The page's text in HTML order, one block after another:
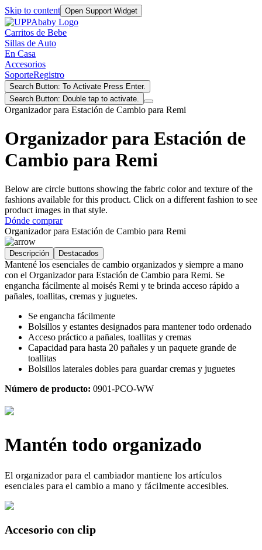
Skip to content Open Support Widget
Carritos de Bebe
Sillas de Auto
En Casa
Accesorios
SoporteRegistro
Search Button: To Activate Press Enter.
Search Button: Double tap to activate.
Organizador para Estación de Cambio para Remi
Organizador para Estación de
Cambio para Remi
Below are circle buttons showing the fabric color and texture of the
fashions available for this product. Click on a different fashion to see
product images in that style.
Dónde comprar
Organizador para Estación de Cambio para Remi
Descripción Destacados
Mantené los esenciales de cambio organizados y siempre a mano
con el Organizador para Estación de Cambio para Remi. Se
engancha fácilmente al moisés Remi y te brinda acceso rápido a
pañales, toallitas, cremas y juguetes.
Se engancha fácilmente
Bolsillos y estantes designados para mantener todo ordenado
Acceso práctico a pañales, toallitas y cremas
Capacidad para hasta 20 pañales y un paquete grande de
toallitas
Bolsillos laterales dobles para guardar cremas y juguetes
Número de producto: 0901-PCO-WW
Mantén todo organizado
El organizador para el cambiador mantiene los artículos
esenciales para el cambio a mano y fácilmente accesibles.
Accesorio con clip